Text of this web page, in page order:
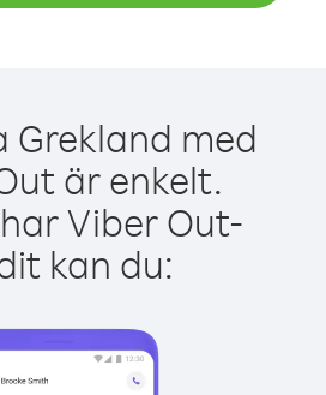
Grekland med
är enkelt.
Viber Out-
kan du: